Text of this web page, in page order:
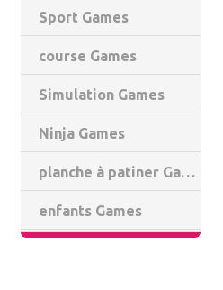
Sport Games
course Games
Simulation Games
Ninja Games
planche à patiner Games
enfants Games